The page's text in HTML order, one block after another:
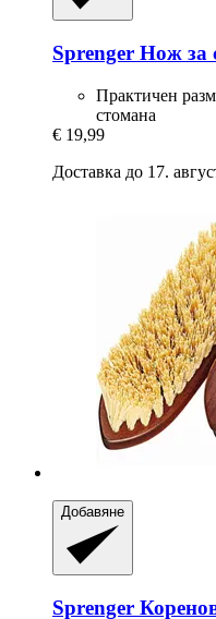
Sprenger Нож за
Практичен
стомана
€ 19,99
Доставка до 17.
Добавяне
Sprenger